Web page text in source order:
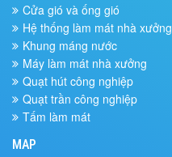
Cửa gió và ống gió
Hệ thống làm mát nhà xưởng
Khung máng nước
Máy làm mát nhà xưởng
Quạt hút công nghiệp
Quạt trần công nghiệp
Tấm làm mát
MAP